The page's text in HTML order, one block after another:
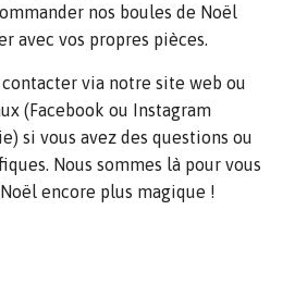
nos boules de Noël
avec vos propres pièces.
contacter via notre site web ou
(Facebook ou Instagram
si vous avez des questions ou
Nous sommes là pour vous
encore plus magique !